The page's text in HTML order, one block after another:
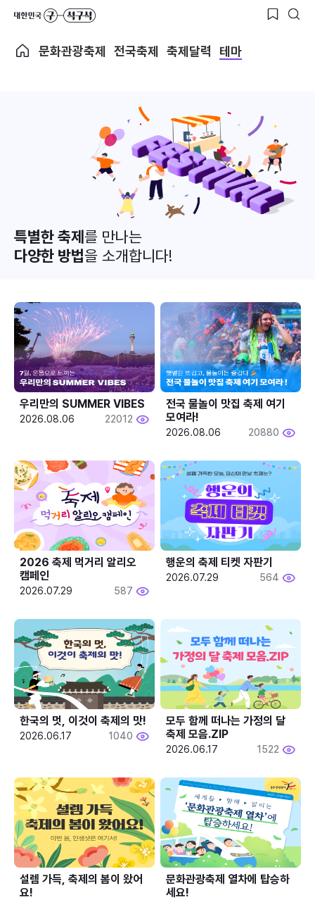
문화관광축제 전국축제 축제달력 테마
특별한 축제를 만나는
다양한 방법을 소개합니다!
우리만의 SUMMER VIBES
2026.08.06 22012
전국 물놀이 맛집 축제 여기
모여라!
2026.08.06 20880
2026 축제 먹거리 알리오
캠페인
2026.07.29 587
행운의 축제 티켓 자판기
2026.07.29 564
한국의 멋, 이것이 축제의 맛!
2026.06.17 1040
모두 함께 떠나는 가정의 달
축제 모음.ZIP
2026.06.17 1522
설렘 가득, 축제의 봄이 왔어
요!
문화관광축제 열차에 탑승하
세요!